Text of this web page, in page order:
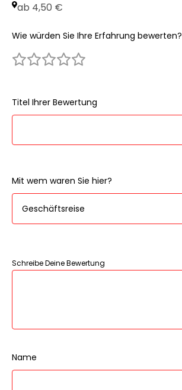
ab 4,50 €
Wie würden Sie Ihre Erfahrung bewerten?
Titel Ihrer Bewertung
Mit wem waren Sie hier?
Schreibe Deine Bewertung
Name